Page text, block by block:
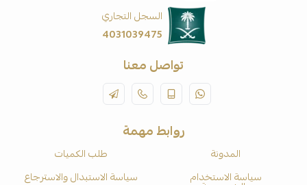
السجل التجاري
4031039475
تواصل معنا
روابط مهمة
المدونة
طلب الكميات
سياسة الاستخدام
سياسة الاستبدال والاسترجاع